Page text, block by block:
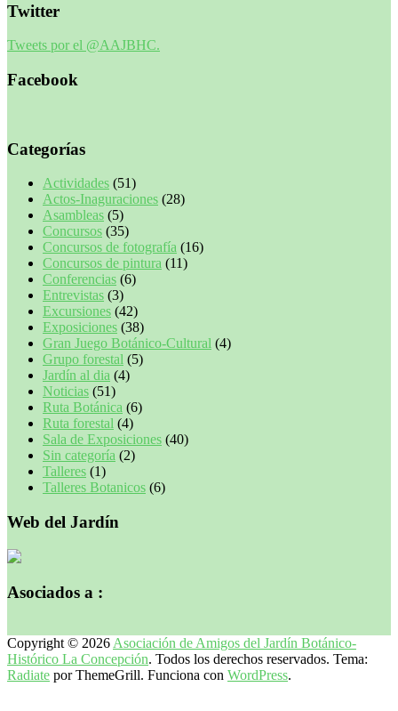
Twitter
Tweets por el @AAJBHC.
Facebook
Categorías
Actividades (51)
Actos-Inaguraciones (28)
Asambleas (5)
Concursos (35)
Concursos de fotografía (16)
Concursos de pintura (11)
Conferencias (6)
Entrevistas (3)
Excursiones (42)
Exposiciones (38)
Gran Juego Botánico-Cultural (4)
Grupo forestal (5)
Jardín al dia (4)
Noticias (51)
Ruta Botánica (6)
Ruta forestal (4)
Sala de Exposiciones (40)
Sin categoría (2)
Talleres (1)
Talleres Botanicos (6)
Web del Jardín
Asociados a :
Copyright © 2026 Asociación de Amigos del Jardín Botánico-
Histórico La Concepción. Todos los derechos reservados. Tema:
Radiate por ThemeGrill. Funciona con WordPress.